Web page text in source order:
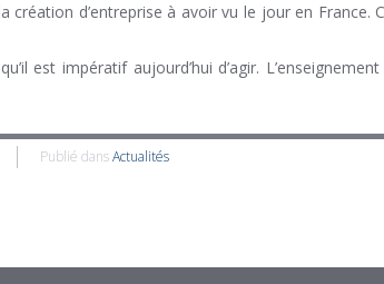
d’entreprise à avoir vu le jour en
est impératif aujourd’hui d’agir.
Publié dansActualités